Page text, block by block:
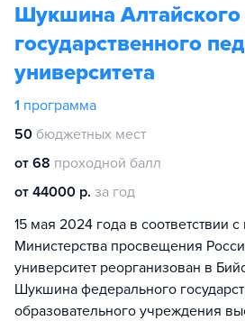
Шукшина Алтайского
государственного
университета
1 программа
50 бюджетных мест
от 68 проходной балл
от 44000 р. за год
15 мая 2024 года в соответствии
Министерства просвещения
университет реорганизован в
Шукшина федерального
образовательного учреждения